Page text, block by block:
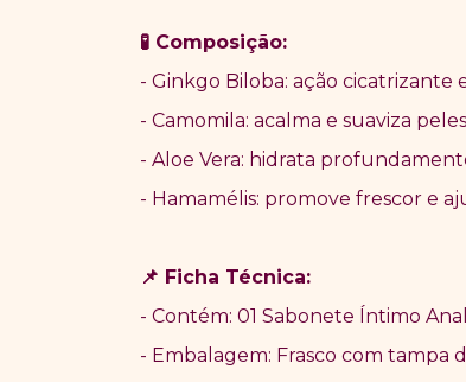
🧪 Composição:
- Ginkgo Biloba: ação cicatrizante
- Camomila: acalma e suaviza
- Aloe Vera: hidrata
- Hamamélis: promove frescor e
📌 Ficha Técnica:
- Contém: 01 Sabonete Íntimo
- Embalagem: Frasco com tampa